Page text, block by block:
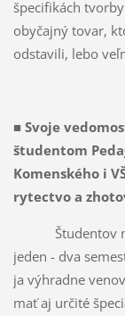
špecifikách
obyčajný tovar,
odstavili, lebo
■ Svoje
študentom
Komenského i
rytectvo a
Študentov
jeden - dva
ja výhradne
mať aj určité